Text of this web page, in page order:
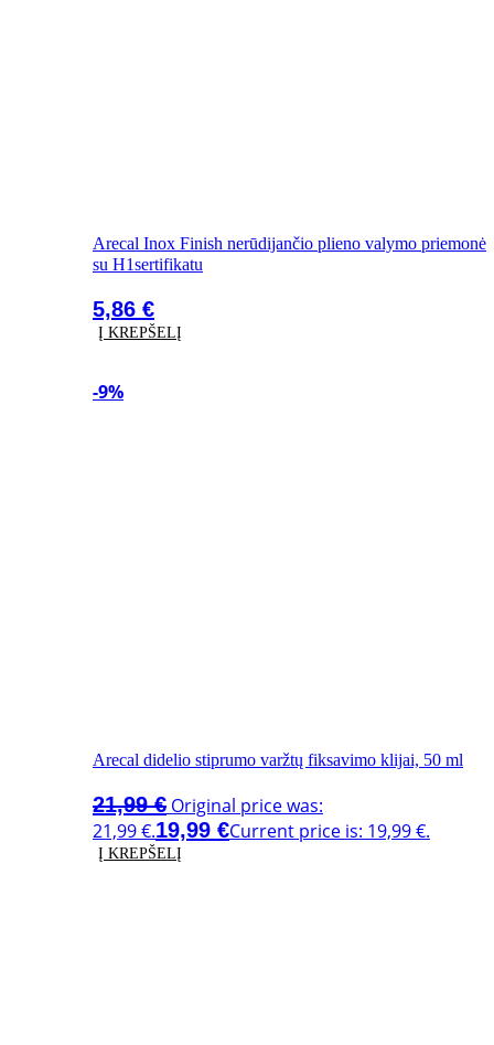
Arecal Inox Finish nerūdijančio plieno valymo priemonė
su H1sertifikatu
5,86 €
Į KREPŠELĮ
-9%
Arecal didelio stiprumo varžtų fiksavimo klijai, 50 ml
21,99€ Original price was:
21,99 €.19,99 €Current price is: 19,99 €.
Į KREPŠELĮ